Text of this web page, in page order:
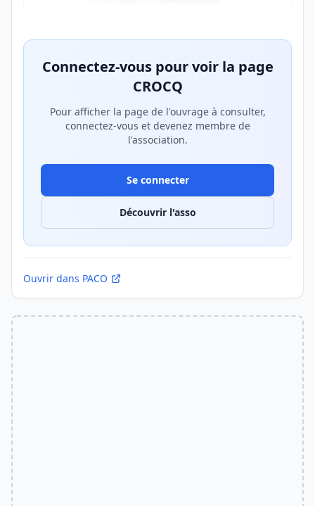
Connectez-vous pour voir la page
CROCQ
Pour afficher la page de l'ouvrage à consulter,
connectez-vous et devenez membre de
l'association.
Se connecter
Découvrir l'asso
Ouvrir dans PACO